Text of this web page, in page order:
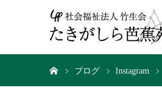
ブログ Instagram